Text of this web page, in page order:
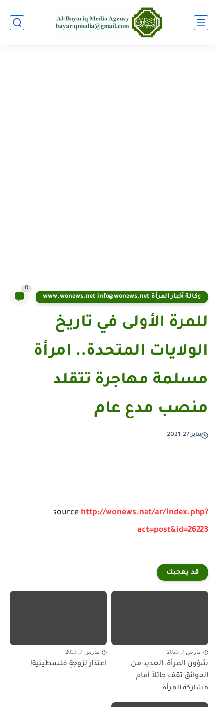
وكالة أخبار المرأة www.wonews.net info@wonews.net
0
للمرة الأولى في تاريخ
الولايات المتحدة.. امرأة
مسلمة مهاجرة تتقلد
منصب مدع عام
يناير 27, 2021
source http://wonews.net/ar/index.php?
act=post&id=26223
قد يعجبك
مارس 7, 2023
شؤون المرأة: العديد من
العوائق تقف حائلاً أمام
مشاركة المرأة...
مارس 7, 2023
اعتذار لزوجةٍ فلسطينية!